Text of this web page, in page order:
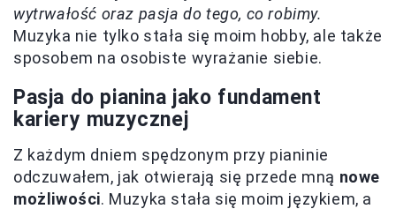
wytrwałość oraz pasja do tego, co robimy.
Muzyka nie tylko stała się moim hobby, ale także
sposobem na osobiste wyrażanie siebie.
Pasja do pianina jako fundament
kariery muzycznej
Z każdym dniem spędzonym przy pianinie
odczuwałem, jak otwierają się przede mną nowe
możliwości. Muzyka stała się moim językiem, a